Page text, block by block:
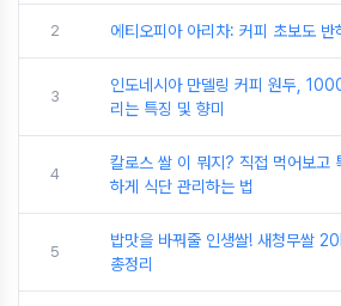
2 에티오피아 아리차: 커피 초보도 반
3
인도네시아 만델링 커피 원두,
리는 특징 및 향미
4
칼로스 쌀 이 뭐지? 직접 먹어보고
하게 식단 관리하는 법
5
밥맛을 바꿔줄 인생쌀! 새청무쌀
총정리